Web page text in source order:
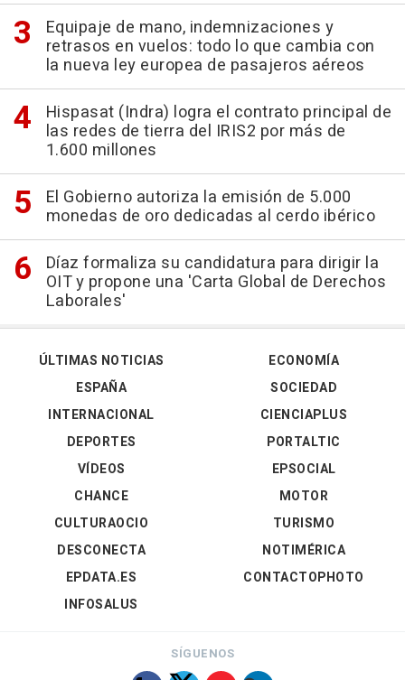
Equipaje de mano, indemnizaciones y
retrasos en vuelos: todo lo que cambia con
la nueva ley europea de pasajeros aéreos
Hispasat (Indra) logra el contrato principal de
las redes de tierra del IRIS2 por más de
1.600 millones
El Gobierno autoriza la emisión de 5.000
monedas de oro dedicadas al cerdo ibérico
Díaz formaliza su candidatura para dirigir la
OIT y propone una 'Carta Global de Derechos
Laborales'
ÚLTIMAS NOTICIAS
ESPAÑA
INTERNACIONAL
DEPORTES
VÍDEOS
ECONOMÍA
SOCIEDAD
CIENCIAPLUS
PORTALTIC
EPSOCIAL
CHANCE
CULTURAOCIO
DESCONECTA
EPDATA.ES
INFOSALUS
MOTOR
TURISMO
NOTIMÉRICA
CONTACTOPHOTO
SÍGUENOS